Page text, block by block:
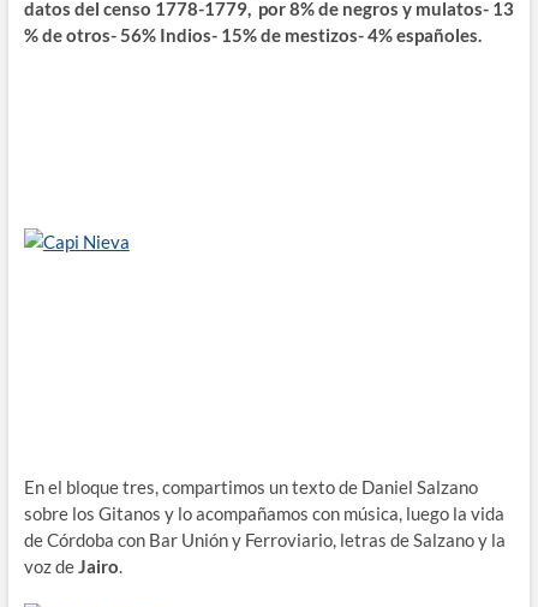
datos del censo 1778-1779, por 8% de negros y mulatos- 13
% de otros- 56% Indios- 15% de mestizos- 4% españoles.
En el bloque tres, compartimos un texto de Daniel Salzano
sobre los Gitanos y lo acompañamos con música, luego la vida
de Córdoba con Bar Unión y Ferroviario, letras de Salzano y la
voz deJairo.